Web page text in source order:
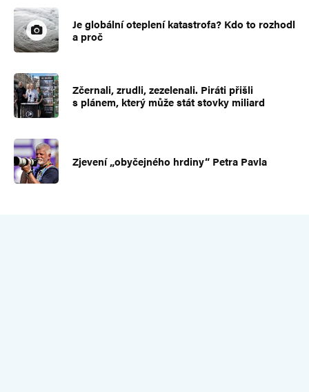
Je globální oteplení katastrofa? Kdo to rozhodl
a proč
Zčernali, zrudli, zezelenali. Piráti přišli
s plánem, který může stát stovky miliard
Zjevení „obyčejného hrdiny“ Petra Pavla